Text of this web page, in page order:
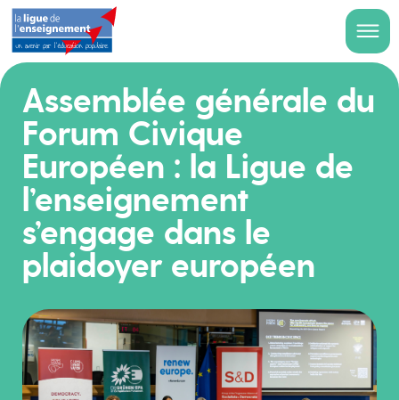
Assemblée générale du
Forum Civique
Européen : la Ligue de
l’enseignement
s’engage dans le
plaidoyer européen